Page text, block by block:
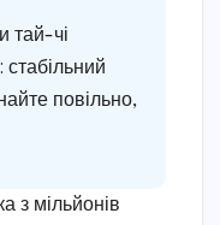
тай-чі
повільно,
з мільйонів